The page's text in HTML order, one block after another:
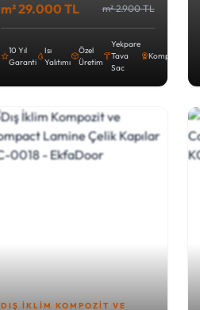
m² 29.000 TL m² 2.900 TL
10 Yıl
Garanti
Isı
Yalıtımı
Özel
Üretim
Yekpare
Tava
Sac
Kompozit
DIŞ İKLIM KOMPOZIT VE